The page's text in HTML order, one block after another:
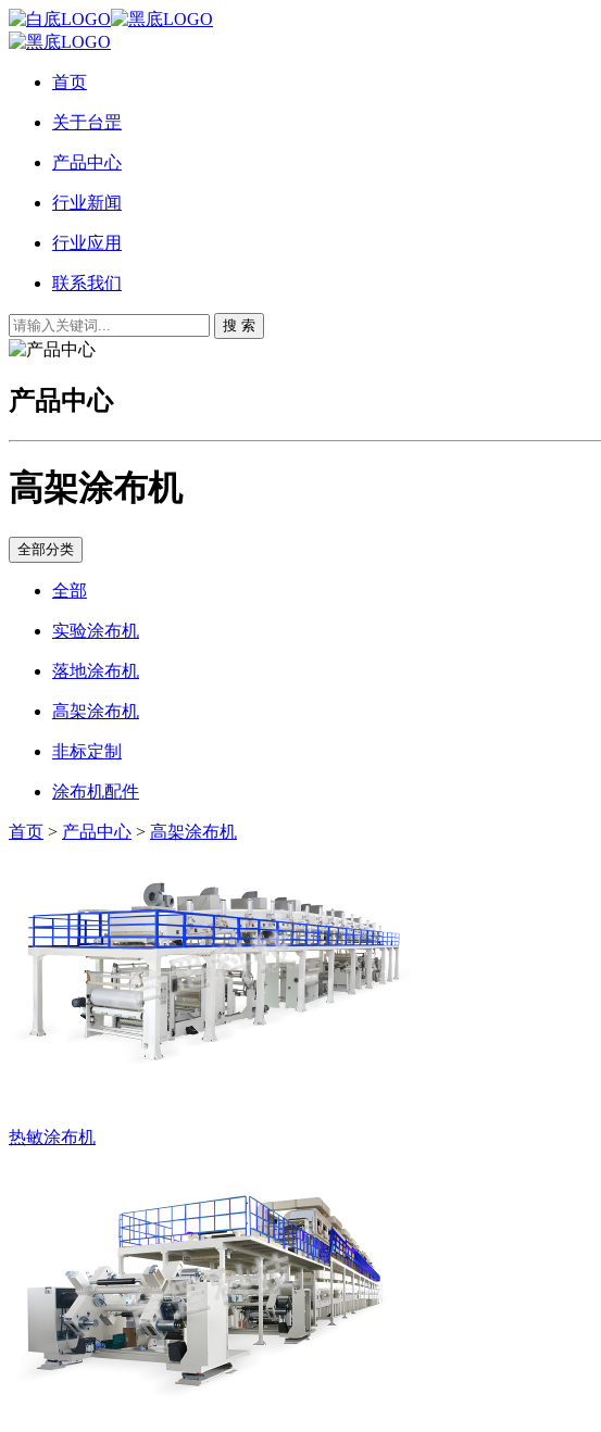
首页
关于台罡
产品中心
行业新闻
行业应用
联系我们
搜 索
产品中心
高架涂布机
全部分类
全部
实验涂布机
落地涂布机
高架涂布机
非标定制
涂布机配件
首页 > 产品中心 > 高架涂布机
热敏涂布机